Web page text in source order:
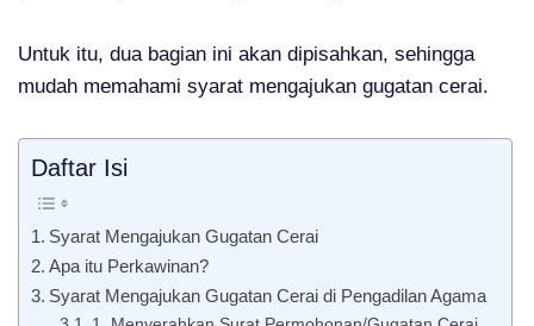
Untuk itu, dua bagian ini akan dipisahkan, sehingga
mudah memahami syarat mengajukan gugatan cerai.
Daftar Isi
Syarat Mengajukan Gugatan Cerai
Apa itu Perkawinan?
Syarat Mengajukan Gugatan Cerai di Pengadilan Agama